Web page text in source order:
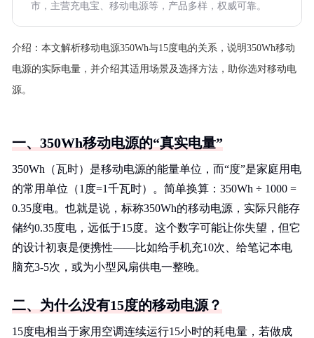
市，主营充电宝、移动电源等，产品多样，权威可靠。
介绍： 本文解析移动电源350Wh与15度电的关系，说明350Wh移动
电源的实际电量，并介绍其适用场景及选择方法，助你选对移动电
源。
一、350Wh移动电源的“真实电量”
350Wh（瓦时）是移动电源的能量单位，而“度”是家庭用电
的常用单位（1度=1千瓦时）。简单换算：350Wh ÷ 1000 =
0.35度电。也就是说，标称350Wh的移动电源，实际只能存
储约0.35度电，远低于15度。这个数字可能让你失望，但它
的设计初衷是便携性——比如给手机充10次、给笔记本电
脑充3-5次，或为小型风扇供电一整晚。
二、为什么没有15度的移动电源？
15度电相当于家用空调连续运行15小时的耗电量，若做成